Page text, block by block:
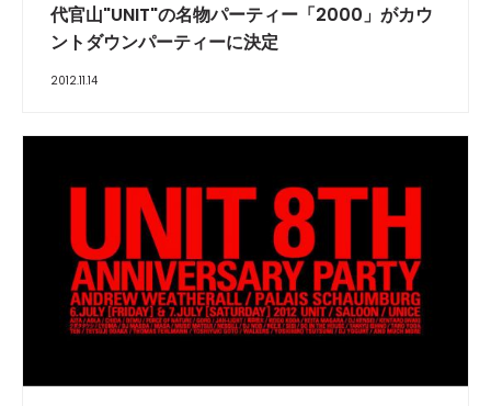
代官山"UNIT"の名物パーティー「2000」がカウ
ントダウンパーティーに決定
2012.11.14